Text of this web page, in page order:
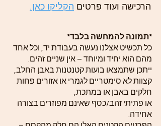
הרכישה ועוד פרטים הקליקו כאן.
*תמונה להמחשה בלבד*
כל תכשיט אצלנו נעשה בעבודת יד, וכל אחד
מהם הוא יחיד ומיוחד – אין שניים זהים.
ייתכן שתמצאו בועות קטנטנות באבן החלב,
קצוות לא סימטריים לגמרי או אזורים פחות
חלקים באבן או במתכת,
או פתיתי זהב/כסף שאינם מפוזרים בצורה
אחידה.